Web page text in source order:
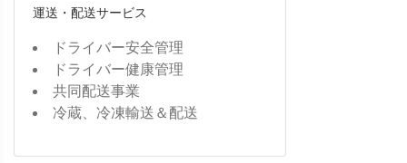
運送・配送サービス
ドライバー安全管理
ドライバー健康管理
共同配送事業
冷蔵、冷凍輸送＆配送